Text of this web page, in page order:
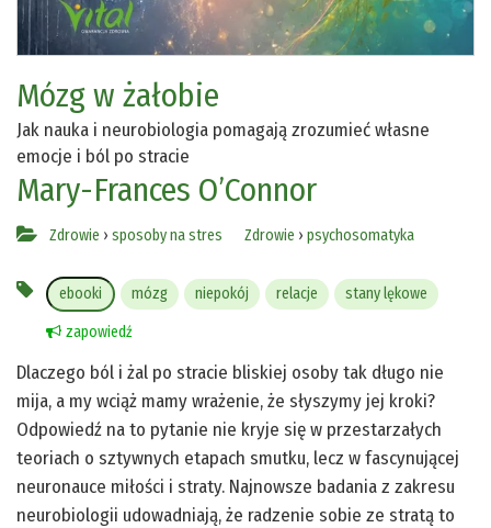
Mózg w żałobie
Jak nauka i neurobiologia pomagają zrozumieć własne
emocje i ból po stracie
Mary-Frances O’Connor
Zdrowie › sposoby na stres Zdrowie › psychosomatyka
ebooki mózg niepokój relacje stany lękowe
zapowiedź
Dlaczego ból i żal po stracie bliskiej osoby tak długo nie
mija, a my wciąż mamy wrażenie, że słyszymy jej kroki?
Odpowiedź na to pytanie nie kryje się w przestarzałych
teoriach o sztywnych etapach smutku, lecz w fascynującej
neuronauce miłości i straty. Najnowsze badania z zakresu
neurobiologii udowadniają, że radzenie sobie ze stratą to